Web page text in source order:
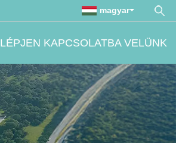
magyar
LÉPJEN KAPCSOLATBA VELÜNK